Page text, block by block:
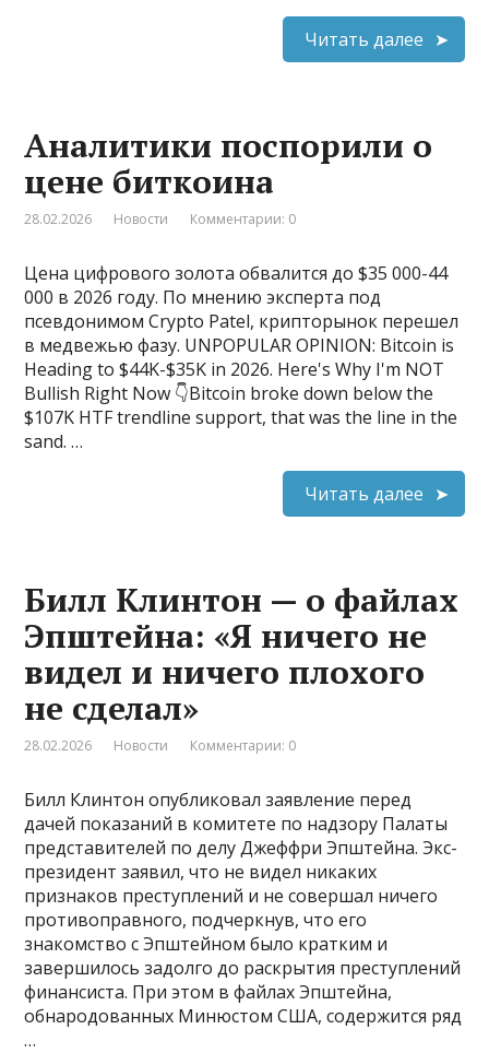
Читать далее
Аналитики поспорили о
цене биткоина
28.02.2026 Новости Комментарии: 0
Цена цифрового золота обвалится до $35 000-44
000 в 2026 году. По мнению эксперта под
псевдонимом Crypto Patel, крипторынок перешел
в медвежью фазу. UNPOPULAR OPINION: Bitcoin is
Heading to $44K-$35K in 2026. Here's Why I'm NOT
Bullish Right Now 👇Bitcoin broke down below the
$107K HTF trendline support, that was the line in the
sand. …
Читать далее
Билл Клинтон — о файлах
Эпштейна: «Я ничего не
видел и ничего плохого
не сделал»
28.02.2026 Новости Комментарии: 0
Билл Клинтон опубликовал заявление перед
дачей показаний в комитете по надзору Палаты
представителей по делу Джеффри Эпштейна. Экс-
президент заявил, что не видел никаких
признаков преступлений и не совершал ничего
противоправного, подчеркнув, что его
знакомство с Эпштейном было кратким и
завершилось задолго до раскрытия преступлений
финансиста. При этом в файлах Эпштейна,
обнародованных Минюстом США, содержится ряд
…